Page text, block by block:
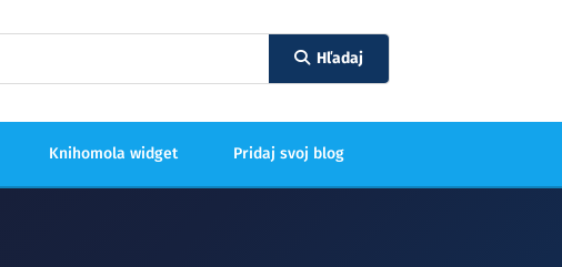
Hľadaj
Knihomola widget Pridaj svoj blog